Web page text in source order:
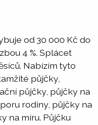
od 30 000 Kč do
4 %. Splácet
Nabízím tyto
půjčky,
půjčky, půjčky na
rodiny, půjčky na
na míru. Půjčku